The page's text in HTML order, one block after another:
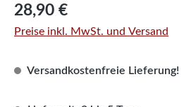
Regulärer Preis:
28,90 €
Preise inkl. MwSt. und Versand
Versandkostenfreie Lieferung!